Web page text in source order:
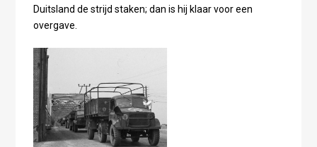
Duitsland de strijd staken; dan is hij klaar voor een
overgave.